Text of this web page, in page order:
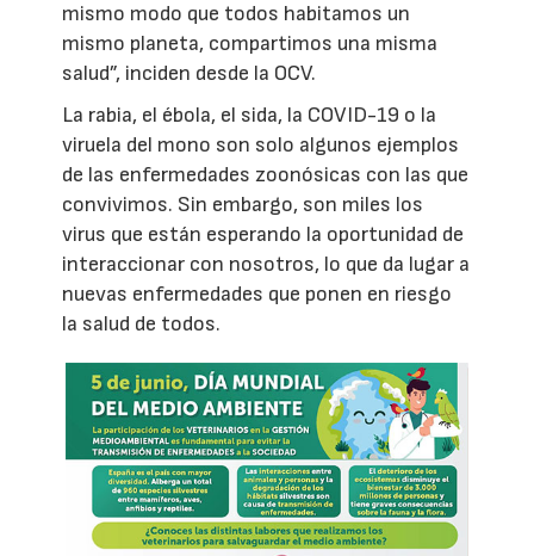
mismo modo que todos habitamos un
mismo planeta, compartimos una misma
salud”, inciden desde la OCV.
La rabia, el ébola, el sida, la COVID-19 o la
viruela del mono son solo algunos ejemplos
de las enfermedades zoonósicas con las que
convivimos. Sin embargo, son miles los
virus que están esperando la oportunidad de
interaccionar con nosotros, lo que da lugar a
nuevas enfermedades que ponen en riesgo
la salud de todos.